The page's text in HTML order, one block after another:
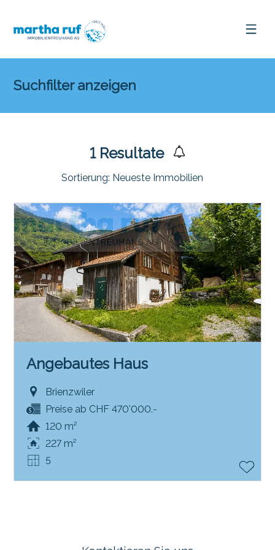
Suchfilter anzeigen
1Resultate
Sortierung: Neueste Immobilien
Angebautes Haus
Brienzwiler
Preise ab CHF 470'000.-
120 m²
227 m²
5